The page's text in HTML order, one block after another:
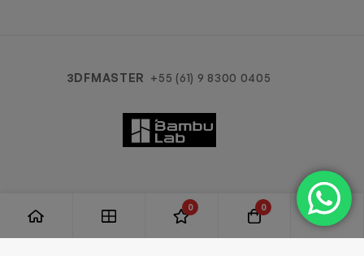
3DFMASTER +55 (61) 9 8300 0405
0 0